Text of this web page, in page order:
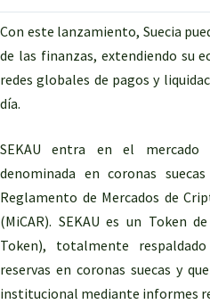
Con este lanzamiento, Suecia
de las finanzas, extendiendo su
redes globales de pagos y
día.
SEKAU entra en el
denominada en coronas
Reglamento de Mercados de
(MiCAR). SEKAU es un Token
Token), totalmente
reservas en coronas suecas y
institucional mediante informes